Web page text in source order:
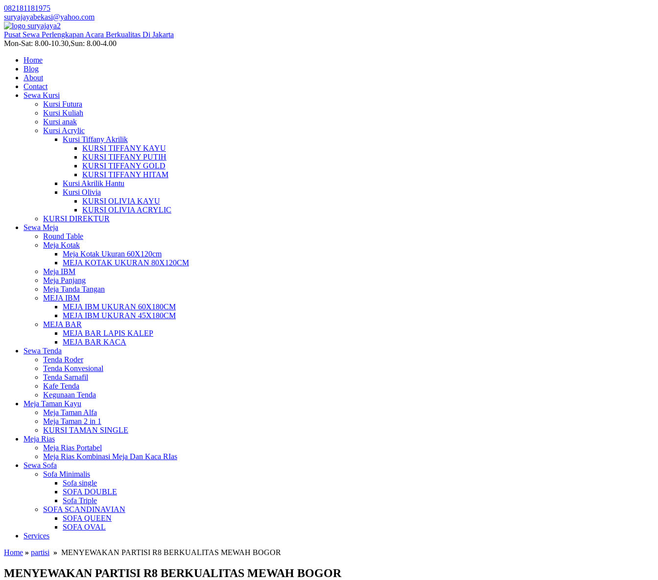
082181181975
suryajayabekasi@yahoo.com
Pusat Sewa Perlengkapan Acara Berkualitas Di Jakarta
Mon-Sat: 8.00-10.30,Sun: 8.00-4.00
Home
Blog
About
Contact
Sewa Kursi
Kursi Futura
Kursi Kuliah
Kursi anak
Kursi Acrylic
Kursi Tiffany Akrilik
KURSI TIFFANY KAYU
KURSI TIFFANY PUTIH
KURSI TIFFANY GOLD
KURSI TIFFANY HITAM
Kursi Akrilik Hantu
Kursi Olivia
KURSI OLIVIA KAYU
KURSI OLIVIA ACRYLIC
KURSI DIREKTUR
Sewa Meja
Round Table
Meja Kotak
Meja Kotak Ukuran 60X120cm
MEJA KOTAK UKURAN 80X120CM
Meja IBM
Meja Panjang
Meja Tanda Tangan
MEJA IBM
MEJA IBM UKURAN 60X180CM
MEJA IBM UKURAN 45X180CM
MEJA BAR
MEJA BAR LAPIS KALEP
MEJA BAR KACA
Sewa Tenda
Tenda Roder
Tenda Konvesional
Tenda Sarnafil
Kafe Tenda
Kegunaan Tenda
Meja Taman Kayu
Meja Taman Alfa
Meja Taman 2 in 1
KURSI TAMAN SINGLE
Meja Rias
Meja Rias Portabel
Meja Rias Kombinasi Meja Dan Kaca RIas
Sewa Sofa
Sofa Minimalis
Sofa single
SOFA DOUBLE
Sofa Triple
SOFA SCANDINAVIAN
SOFA QUEEN
SOFA OVAL
Services
Home » partisi » MENYEWAKAN PARTISI R8 BERKUALITAS MEWAH BOGOR
MENYEWAKAN PARTISI R8 BERKUALITAS MEWAH BOGOR